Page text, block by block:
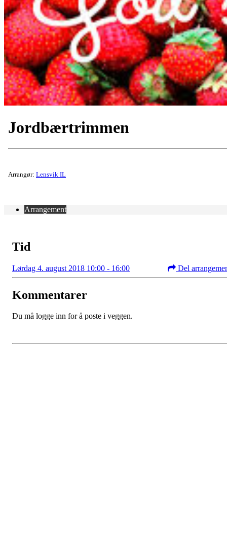
Jordbærtrimmen
Arrangør: Lensvik IL
Arrangement
Tid
Lørdag 4. august 2018 10:00 - 16:00 Del
Kommentarer
Du må logge inn for å poste i veggen.